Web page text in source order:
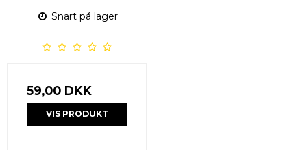
Snart på lager
59,00 DKK
VIS PRODUKT